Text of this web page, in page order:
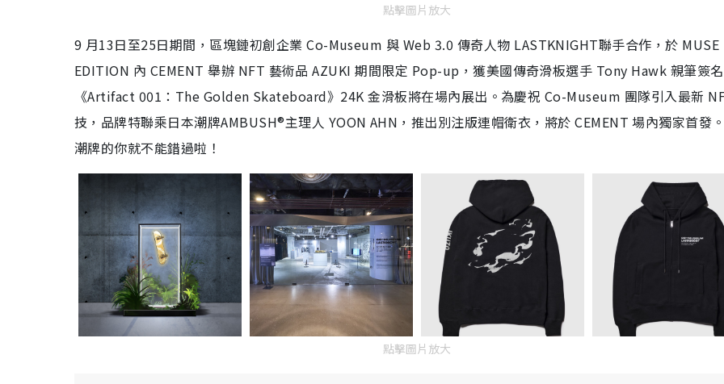
點擊圖片放大
9 月13日至25日期間，區塊鏈初創企業 Co-Museum 與 Web 3.0 傳奇人物 LASTKNIGHT聯手合作，於 MUSE
EDITION 內 CEMENT 舉辦 NFT 藝術品 AZUKI 期間限定 Pop-up，獲美國傳奇滑板選手 Tony Hawk 親筆簽名
《Artifact 001：The Golden Skateboard》24K 金滑板將在場內展出。為慶祝 Co-Museum 團隊引入最新
技，品牌特聯乘日本潮牌AMBUSH®️主理人 YOON AHN，推出別注版連帽衛衣，將於 CEMENT 場內獨家首發
潮牌的你就不能錯過啦！
點擊圖片放大